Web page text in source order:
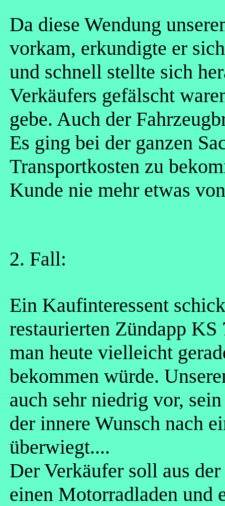
Da diese Wendung
vorkam, erkundigte er
und schnell stellte sich
Verkäufers gefälscht
gebe. Auch der
Es ging bei der ganzen
Transportkosten zu
Kunde nie mehr etwas
2. Fall:
Ein Kaufinteressent
restaurierten Zündapp
man heute vielleicht
bekommen würde.
auch sehr niedrig vor,
der innere Wunsch nach
überwiegt....
Der Verkäufer soll aus
einen Motorradladen und